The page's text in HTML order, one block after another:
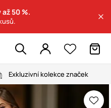
50 %.
Exkluzivní kolekce značek